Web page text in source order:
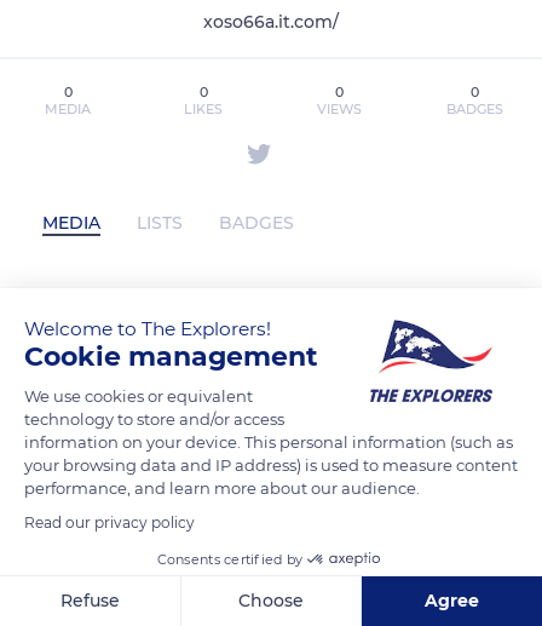
xoso66a.it.com/
0
MEDIA
0
LIKES
0
VIEWS
0
BADGES
MEDIA LISTS BADGES
xoso66aitcom has not posted any
content yet
Welcome to The Explorers!
Cookie management
We use cookies or equivalent
technology to store and/or access
information on your device. This personal information (such as
your browsing data and IP address) is used to measure content
performance, and learn more about our audience.
Read our privacy policy
Consents certified by
Refuse Choose Agree